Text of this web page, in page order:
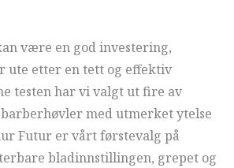
være en god investering,
ute etter en tett og effektiv
testen har vi valgt ut fire av
med utmerket ytelse
Futur er vårt førstevalg på
bladinnstillingen, grepet og